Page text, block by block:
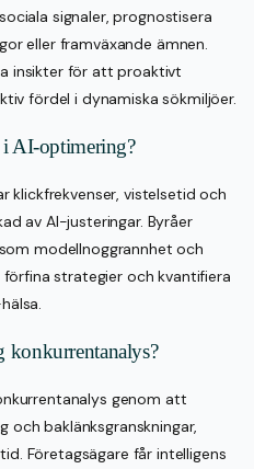
signaler, prognostisera
eller framväxande ämnen.
insikter för att proaktivt
fördel i dynamiska sökmiljöer.
i AI-optimering?
klickfrekvenser, vistelsetid och
av AI-justeringar. Byråer
modellnoggrannhet och
strategier och kvantifiera
konkurrentanalys?
genom att
och baklänksgranskningar,
Företagsägare får intelligens